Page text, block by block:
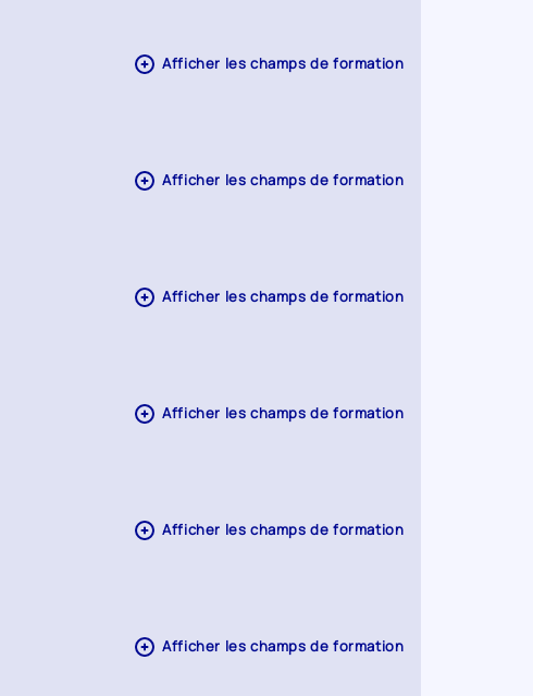
Afficher les champs de formation
Afficher les champs de formation
Afficher les champs de formation
Afficher les champs de formation
Afficher les champs de formation
Afficher les champs de formation